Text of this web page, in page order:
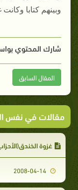
وبينهم كتابا
شارك المحتوي
المقال السابق
مقالات في نفس
غزوة